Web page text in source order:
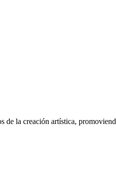
de la creación artística,